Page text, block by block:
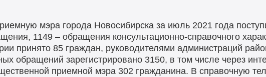
мэра города Новосибирска за июль 2021 года
1149 – обращения консультационно-справочного
принято 85 граждан, руководителями администраций
обращений зарегистрировано 3150, в том числе через
приемной мэра 302 гражданина. В справочную